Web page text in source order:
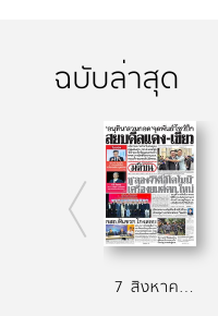
ฉบับล่าสุด
7 สิงหาคม 2569